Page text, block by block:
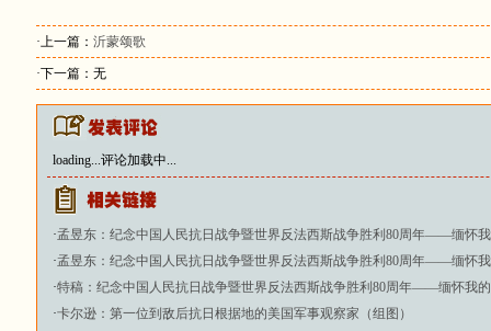
·上一篇： 沂蒙颂歌
·下一篇：无
loading...评论加载中...
·孟昱东：纪念中国人民抗日战争暨世界反法西斯战争胜利80周年——缅怀
·孟昱东：纪念中国人民抗日战争暨世界反法西斯战争胜利80周年——缅怀
·特稿：纪念中国人民抗日战争暨世界反法西斯战争胜利80周年——缅怀我
·卡尔逊：第一位到敌后抗日根据地的美国军事观察家（组图）